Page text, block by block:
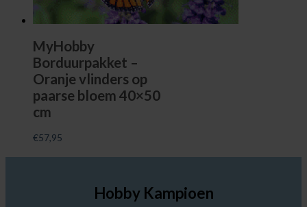
MyHobby
Borduurpakket –
Oranje vlinders op
paarse bloem 40×50
cm
€57,95
Hobby Kampioen